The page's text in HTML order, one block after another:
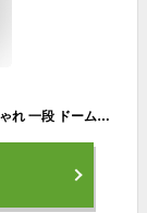
弁当箱 男子 大容量 1段 高校生 750ml お弁当箱 おしゃれ 一段 ドーム型 大盛り 700ml 800ml お弁当 食トレ 部活飯 レンジ対応 食洗機対応 丼 麺 大人 子供 中学生 メンズ 男の子 おすすめ 人気 KLBTM7 [ エッジ ドーム 1段 ランチボックス 750ml 35151]